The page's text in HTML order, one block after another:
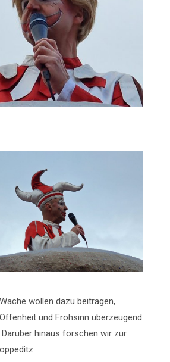
wollen dazu beitragen,
und Frohsinn überzeugend
hinaus forschen wir zur